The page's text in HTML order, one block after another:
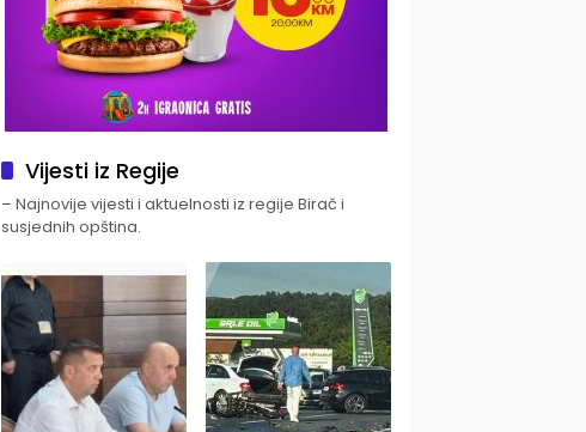
Vijesti iz Regije
– Najnovije vijesti i aktuelnosti iz regije Birač i
susjednih opština.